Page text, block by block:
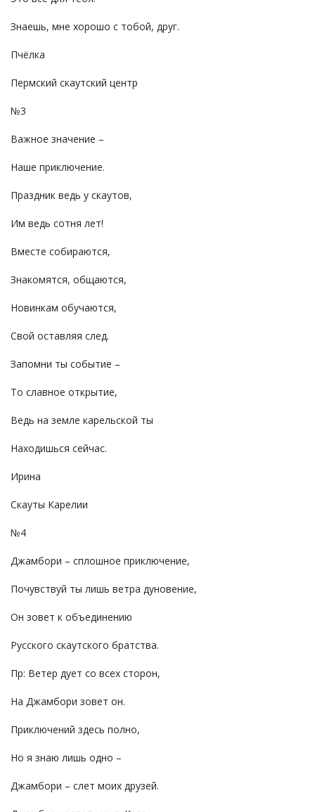
Знаешь, мне хорошо с тобой, друг.
Пчёлка
Пермский скаутский центр
№3
Важное значение –
Наше приключение.
Праздник ведь у скаутов,
Им ведь сотня лет!
Вместе собираются,
Знакомятся, общаются,
Новинкам обучаются,
Свой оставляя след.
Запомни ты событие –
То славное открытие,
Ведь на земле карельской ты
Находишься сейчас.
Ирина
Скауты Карелии
№4
Джамбори – сплошное приключение,
Почувствуй ты лишь ветра дуновение,
Он зовет к объединению
Русского скаутского братства.
Пр: Ветер дует со всех сторон,
На Джамбори зовет он.
Приключений здесь полно,
Но я знаю лишь одно –
Джамбори – слет моих друзей.